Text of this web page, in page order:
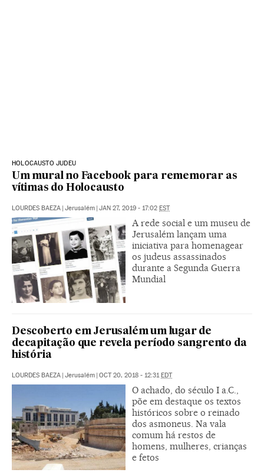
HOLOCAUSTO JUDEU
Um mural no Facebook para rememorar as
vítimas do Holocausto
LOURDES BAEZA Jerusalém JAN 27, 2019 - 17:02 EST
A rede social e um museu de
Jerusalém lançam uma
iniciativa para homenagear
os judeus assassinados
durante a Segunda Guerra
Mundial
Descoberto em Jerusalém um lugar de
decapitação que revela período sangrento da
história
LOURDES BAEZA Jerusalém OCT 20, 2018 - 12:31 EDT
O achado, do século I a.C.,
põe em destaque os textos
históricos sobre o reinado
dos asmoneus. Na vala
comum há restos de
homens, mulheres, crianças
e fetos